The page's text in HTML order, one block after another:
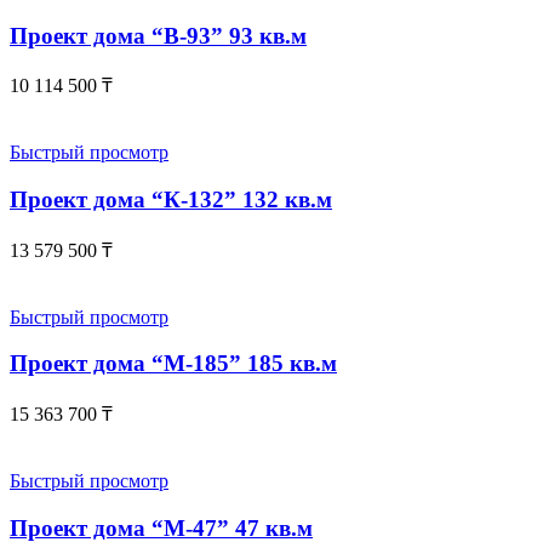
Проект дома “В-93” 93 кв.м
10 114 500 ₸
Быстрый просмотр
Проект дома “К-132” 132 кв.м
13 579 500 ₸
Быстрый просмотр
Проект дома “М-185” 185 кв.м
15 363 700 ₸
Быстрый просмотр
Проект дома “М-47” 47 кв.м